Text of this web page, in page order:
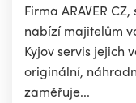
Firma ARAVER
nabízí majitelům
Kyjov servis jejich
originální,
zaměřuje...